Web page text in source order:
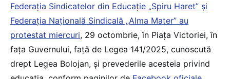
Federaţia Sindicatelor din Educaţie „Spiru Haret” şi
Federaţia Naţională Sindicală „Alma Mater” au
protestat miercuri, 29 octombrie, în Piața Victoriei, în
fața Guvernului, față de Legea 141/2025, cunoscută
drept Legea Bolojan, și prevederile acesteia privind